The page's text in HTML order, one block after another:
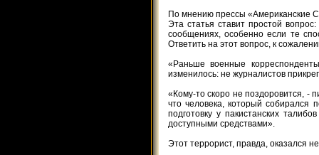
По мнению прессы «Американские
Эта статья ставит простой
сообщениях, особенно если те
Ответить на этот вопрос, к
«Раньше военные
изменилось: не журналистов
«Кому-то скоро не поздоровится, -
что человека, который
подготовку у пакистанских
доступными средствами».
Этот террорист, правда, оказался